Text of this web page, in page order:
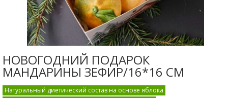
НОВОГОДНИЙ ПОДАРОК
МАНДАРИНЫ ЗЕФИР/16*16 СМ
Натуральный диетический состав на основе яблока